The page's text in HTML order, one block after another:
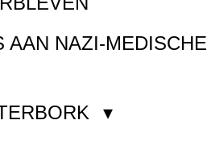
AAN NAZI-MEDISCHE